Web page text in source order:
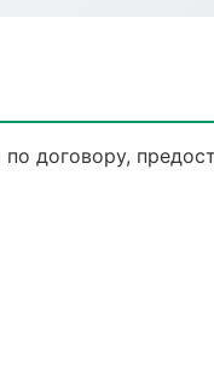
договору,